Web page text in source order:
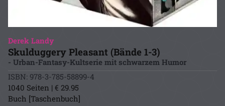
Derek Landy
Skulduggery Pleasant (Bände 1-3)
- Urban-Fantasy-Kultserie mit schwarzem Humor
ISBN: 978-3-785-58899-4
1040 Seiten | € 29.95
Buch [Taschenbuch]